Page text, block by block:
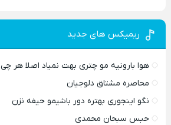
ریمیکس های جدید
هوا بارونیه مو چتری بهت نمیاد اصلا هر چی
محاصره مشتاق دلوجیان
نگو اینجوری بهتره دور باشیمو حیفه نزن
حبس سبحان محمدی